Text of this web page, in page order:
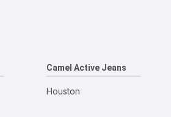
Camel Active Jeans
Houston